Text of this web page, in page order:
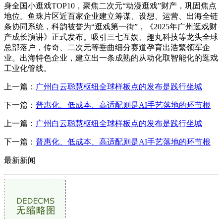
身全国小逛戏TOP10，聚焦二次元“动漫逛戏”财产，巩固焦点
地位。鱼珠片区近百家企业建立筹谋、设想、运营、出海全链
条协同系统，科韵被誉为“逛戏第一街”，《2025年广州逛戏财
产成长演讲》正式发布。吸引三七互娱、趣丸科技等龙头全球
总部落户，传奇、二次元等垂曲细分赛道孕育出浩繁领军企
业。出海特色企业，建立出一条成熟的从动化取智能化的逛戏
工业化管线。
上一篇： 广州白云聪慧枢纽全球样板点的发布是践行坐城
下一篇： 普惠化、低成本、高适配则是AI手艺落地的环节根
上一篇： 广州白云聪慧枢纽全球样板点的发布是践行坐城
下一篇： 普惠化、低成本、高适配则是AI手艺落地的环节根
最新新闻